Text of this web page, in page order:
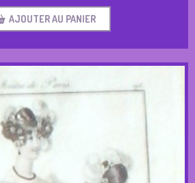
AJOUTER AU PANIER